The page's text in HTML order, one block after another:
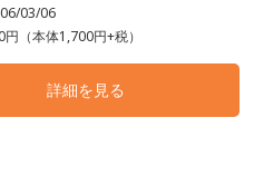
03/06
円（本体1,700円+税）
詳細を見る